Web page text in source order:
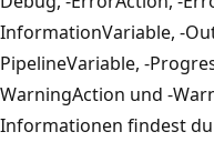
InformationVariable, -
PipelineVariable, -
WarningAction und -
Informationen findest